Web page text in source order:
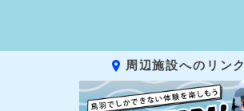
周辺施設へのリンク